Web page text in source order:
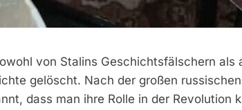
von Stalins Geschichtsfälschern
gelöscht. Nach der großen
dass man ihre Rolle in der Revolution